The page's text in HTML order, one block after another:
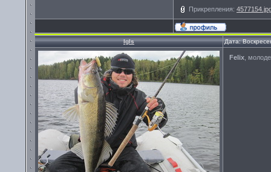
Прикрепления:
Igls Дата:
Felix ,